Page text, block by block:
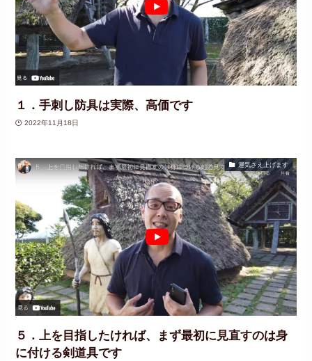
１．手刺し防具は実際、高価です
2022年11月18日
運気さえ上げます
５．上を目指したければ、まず最初に見直すのは身
に付ける剣道具です